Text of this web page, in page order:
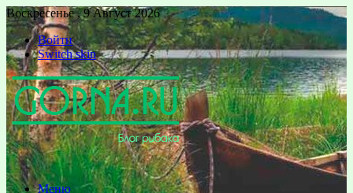
Воскресенье , 9 Август 2026
Войти
Switch skin
Меню